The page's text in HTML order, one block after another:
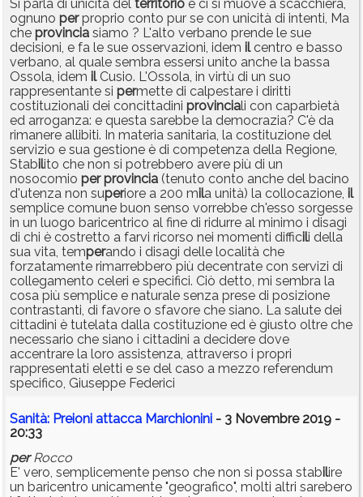
Si parla di unicità del territorio e ci si muove a scacchiera,
ognuno perproprio conto pur se con unicità di intenti, Ma
che provincia siamo ? L'alto verbano prende le sue
decisioni, e fa le sue osservazioni, idem ilcentro e basso
verbano, al quale sembra essersi unito anche la bassa
Ossola, idem ilCusio. L'Ossola, in virtù di un suo
rappresentante si permette di calpestare i diritti
costituzionali dei concittadini provinciali con caparbietà
ed arroganza: e questa sarebbe la democrazia? C'è da
rimanere allibiti. In materia sanitaria, la costituzione del
servizio e sua gestione è di competenza della Regione,
Stabilito che non si potrebbero avere più di un
nosocomio per provincia (tenuto conto anche del bacino
d'utenza non superiore a 200 mila unità) la collocazione, il
semplice comune buon senso vorrebbe ch'esso sorgesse
in un luogo baricentrico al fine di ridurre al minimo i disagi
di chi è costretto a farvi ricorso nei momenti difficili della
sua vita, temperando i disagi delle località che
forzatamente rimarrebbero più decentrate con servizi di
collegamento celeri e specifici. Ciò detto, mi sembra la
cosa più semplice e naturale senza prese di posizione
contrastanti, di favore o sfavore che siano. La salute dei
cittadini è tutelata dalla costituzione ed è giusto oltre che
necessario che siano i cittadini a decidere dove
accentrare la loro assistenza, attraverso i propri
rappresentati eletti e se del caso a mezzo referendum
specifico, Giuseppe Federici
Sanità: Preioni attacca Marchionini - 3 Novembre 2019 -
20:33
perRocco
E' vero, semplicemente penso che non si possa stabilire
un baricentro unicamente "geografico", molti altri sarebero